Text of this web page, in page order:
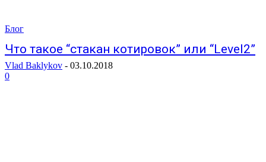
Блог
Что такое “стакан котировок” или “Level2”
Vlad Baklykov - 03.10.2018
0